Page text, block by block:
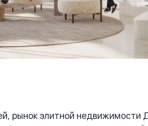
рынок элитной недвижимости